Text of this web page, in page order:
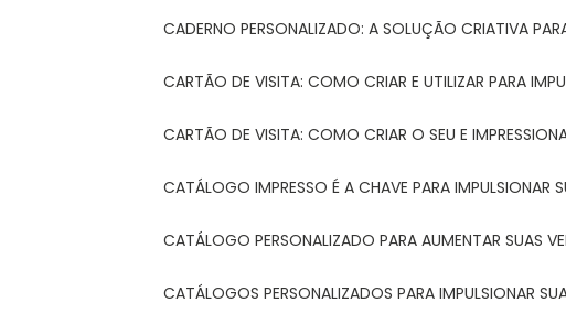
CADERNO PERSONALIZADO: A SOLUÇÃO CRIATIVA
CARTÃO DE VISITA: COMO CRIAR E UTILIZAR PARA
CARTÃO DE VISITA: COMO CRIAR O SEU E
CATÁLOGO IMPRESSO É A CHAVE PARA IMPULSIONAR
CATÁLOGO PERSONALIZADO PARA AUMENTAR SUAS
CATÁLOGOS PERSONALIZADOS PARA IMPULSIONAR